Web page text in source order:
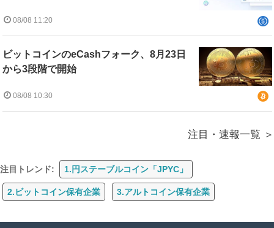
08/08 11:20
ビットコインのeCashフォーク、8月23日
から3段階で開始
08/08 10:30
注目・速報一覧
注目トレンド: 1.円ステーブルコイン「JPYC」
2.ビットコイン保有企業 3.アルトコイン保有企業